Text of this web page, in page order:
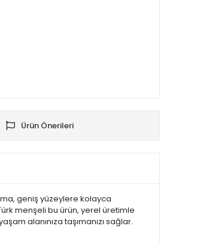
Ürün Önerileri
geniş yüzeylere kolayca
menşeli bu ürün, yerel üretimle
alanınıza taşımanızı sağlar.